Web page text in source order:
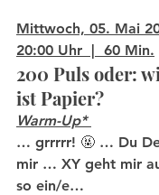
Mittwoch, 05. Mai
20:00 Uhr  |  60 Min.
200 Puls oder:
ist Papier?
Warm-Up*
… grrrrr! 🤬 … Du
mir … XY geht mir
so ein/e…